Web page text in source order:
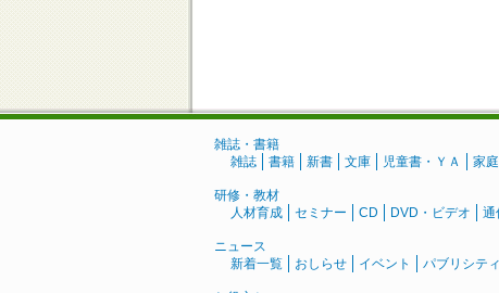
雑誌・書籍
雑誌
書籍 新書 文庫 児童書・ＹＡ 家
研修・教材
人材育成
セミナー CD DVD・ビデオ 通
ニュース
新着一覧
おしらせ イベント パブリシティ